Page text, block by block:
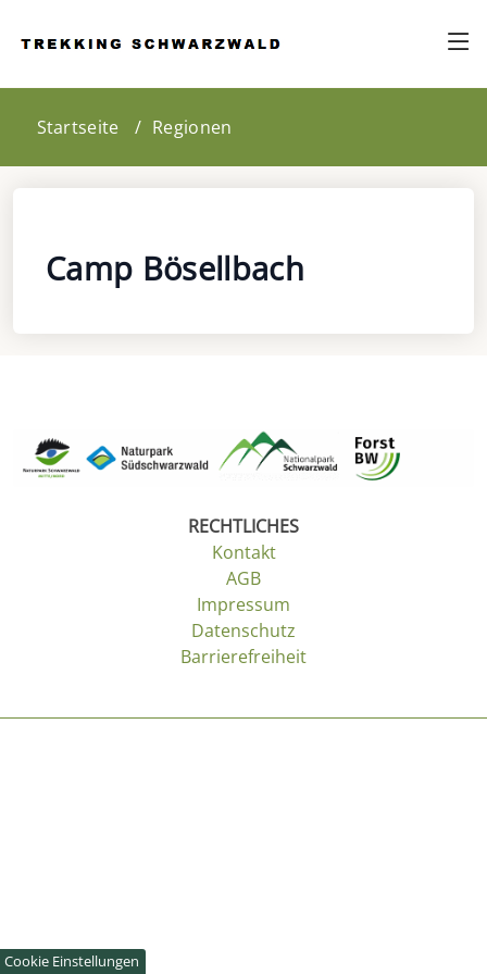
Startseite Regionen
Camp Bösellbach
RECHTLICHES
Kontakt
AGB
Impressum
Datenschutz
Barrierefreiheit
Cookie Einstellungen